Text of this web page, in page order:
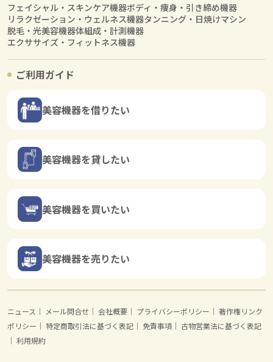
フェイシャル・スキンケア機器ボディ・痩身・引き締め機器
リラクゼーション・ウェルネス機器タンニング・日焼けマシン
脱毛・光美容機器体組成・計測機器
エクササイズ・フィットネス機器
ご利用ガイド
美容機器を借りたい
美容機器を貸したい
美容機器を買いたい
美容機器を売りたい
ニュース ｜ メール問合せ ｜ 会社概要 ｜ プライバシーポリシー ｜ 著作権リンク
ポリシー ｜ 特定商取引法に基づく表記 ｜ 免責事項 ｜ 古物営業法に基づく表記
｜ 利用規約